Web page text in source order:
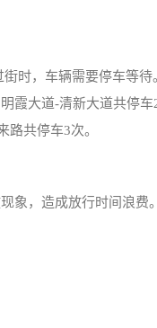
街时，车辆需要停车等
霞大道-清新大道共停车
共停车3次。
象，造成放行时间浪费